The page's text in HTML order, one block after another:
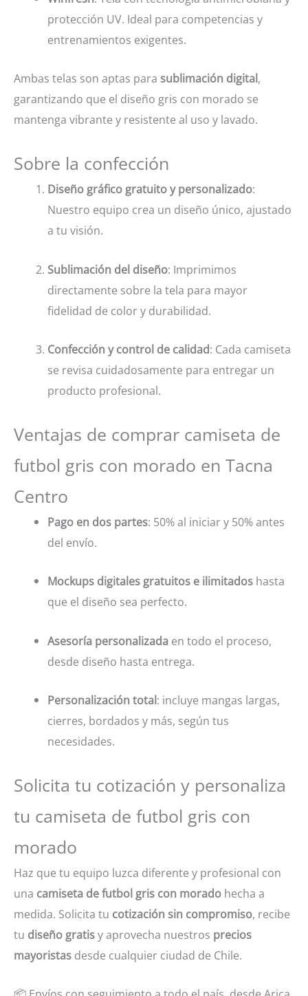
protección UV. Ideal para competencias y
entrenamientos exigentes.
Ambas telas son aptas para sublimación digital,
garantizando que el diseño gris con morado se
mantenga vibrante y resistente al uso y lavado.
Sobre la confección
Diseño gráfico gratuito y personalizado:
Nuestro equipo crea un diseño único, ajustado
a tu visión.
Sublimación del diseño: Imprimimos
directamente sobre la tela para mayor
fidelidad de color y durabilidad.
Confección y control de calidad: Cada camiseta
se revisa cuidadosamente para entregar un
producto profesional.
Ventajas de comprar camiseta de
futbol gris con morado en Tacna
Centro
Pago en dos partes: 50% al iniciar y 50% antes
del envío.
Mockups digitales gratuitos e ilimitados hasta
que el diseño sea perfecto.
Asesoría personalizada en todo el proceso,
desde diseño hasta entrega.
Personalización total: incluye mangas largas,
cierres, bordados y más, según tus
necesidades.
Solicita tu cotización y personaliza
tu camiseta de futbol gris con
morado
Haz que tu equipo luzca diferente y profesional con
una camiseta de futbol gris con morado hecha a
medida. Solicita tu cotización sin compromiso, recibe
tu diseño gratisy aprovecha nuestros precios
mayoristas desde cualquier ciudad de Chile.